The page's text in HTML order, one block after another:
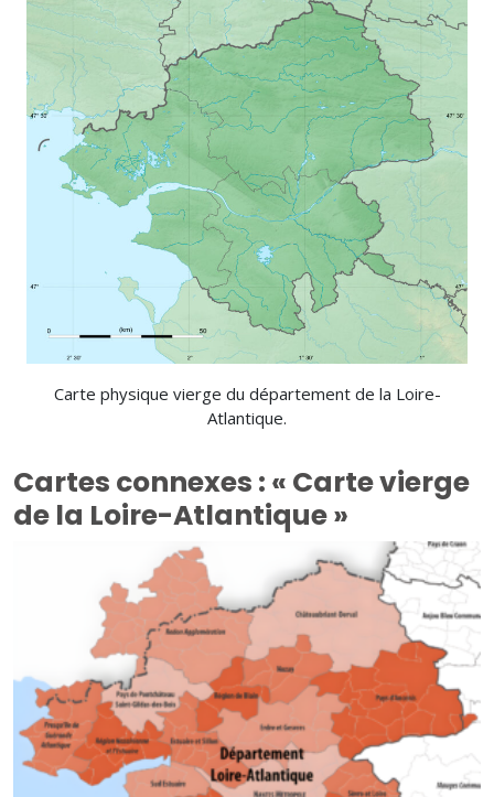
Carte physique vierge du département de la Loire-
Atlantique.
Cartes connexes : « Carte vierge
de la Loire-Atlantique »